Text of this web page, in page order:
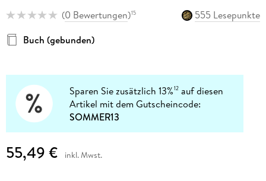
(0 Bewertungen)15
555 Lesepunkte
Buch (gebunden)
Sparen Sie zusätzlich 13%12 auf diesen
Artikel mit dem Gutscheincode:
SOMMER13
55,49 € inkl. Mwst.